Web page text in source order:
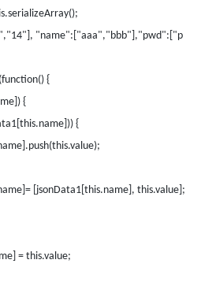
"name":["aaa","bbb"],"pwd":["p
{
{
{
[jsonData1[this.name], this.value];
= this.value;